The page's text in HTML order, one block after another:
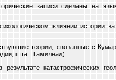
записи сделаны на
влиянии истории
теории, связанные с
штат Тамилнад).
катастрофических